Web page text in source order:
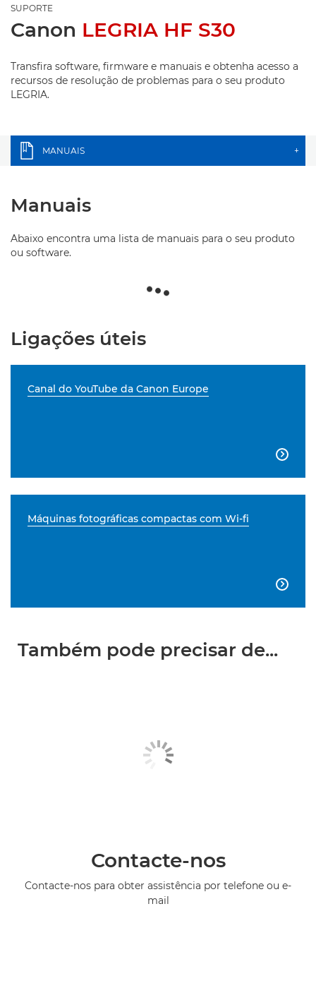
SUPORTE
Canon LEGRIA HF S30
Transfira software, firmware e manuais e obtenha acesso a
recursos de resolução de problemas para o seu produto
LEGRIA.
MANUAIS +
Manuais
Abaixo encontra uma lista de manuais para o seu produto
ou software.
Ligações úteis
Canal do YouTube da Canon Europe

Máquinas fotográficas compactas com Wi-fi

Também pode precisar de...
Contacte-nos
Contacte-nos para obter assistência por telefone ou e-
mail